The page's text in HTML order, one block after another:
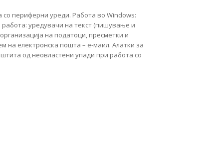
периферни уреди. Работа во Windows:
работа: уредувачи на текст (пишување и
на податоци, пресметки и
на електронска пошта – е-маил. Алатки за
од неовластени упади при работа со